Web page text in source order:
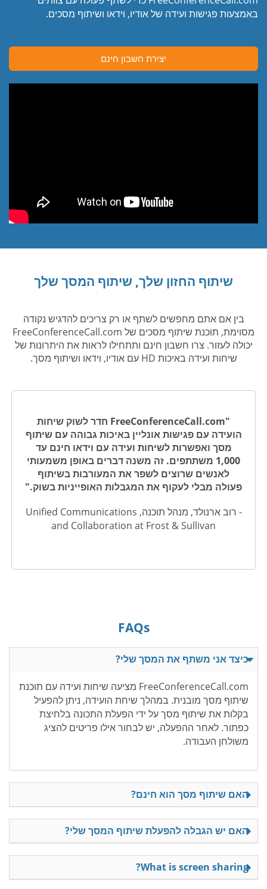
באמצעות פגישות ועידה של אודיו, וידאו ושיתוף מסכים.
יצירת חשבון חינם
שיתוף החזון שלך, שיתוף המסך שלך
בין אם אתם מחפשים לשתף או רק צריכים להדגיש נקודה
מסוימת, תוכנת שיתוף מסכים של FreeConferenceCall.com
יכולה לעזור. צרו חשבון חינם ותתחילו לראות את היתרונות של
שיחות ועידה באיכות HD עם אודיו, וידאו ושיתוף מסך.
"FreeConferenceCall.com חדר לשוק שיחות
הועידה עם פגישות אונליין באיכות גבוהה עם שיתוף
מסך ואפשרות לשיחות ועידה עם וידאו חינם עד
1,000 משתתפים. זה משנה דברים באופן משמעותי
לאנשים שרוצים לשפר את המעורבות בשיתוף
פעולה מבלי לעקוף את המגבלות האופייניות בשוק."
- רוב ארנולד, מנהל תוכנה, Unified Communications
and Collaboration at Frost & Sullivan
FAQs
כיצד אני משתף את המסך שלי?
FreeConferenceCall.com מציעה שיחות ועידה עם תוכנת
שיתוף מסך מובנית. במהלך שיחת הועידה, ניתן להפעיל
בקלות את שיתוף מסך על ידי הפעלת התכונה בלחיצת
כפתור. לאחר ההפעלה, יש לבחור אילו פריטים להציג
משולחן העבודה.
האם שיתוף מסך הוא חינם?
האם יש הגבלה להפעלת שיתוף המסך שלי?
What is screen sharing?